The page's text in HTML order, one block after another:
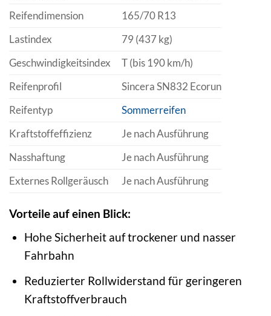
Reifendimension
165/70 R13
Lastindex
79 (437 kg)
Geschwindigkeitsindex
T (bis 190 km/h)
Reifenprofil
Sincera SN832 Ecorun
Reifentyp
Sommerreifen
Kraftstoffeffizienz
Je nach Ausführung
Nasshaftung
Je nach Ausführung
Externes Rollgeräusch
Je nach Ausführung
Vorteile auf einen Blick:
Hohe Sicherheit auf trockener und nasser
Fahrbahn
Reduzierter Rollwiderstand für geringeren
Kraftstoffverbrauch